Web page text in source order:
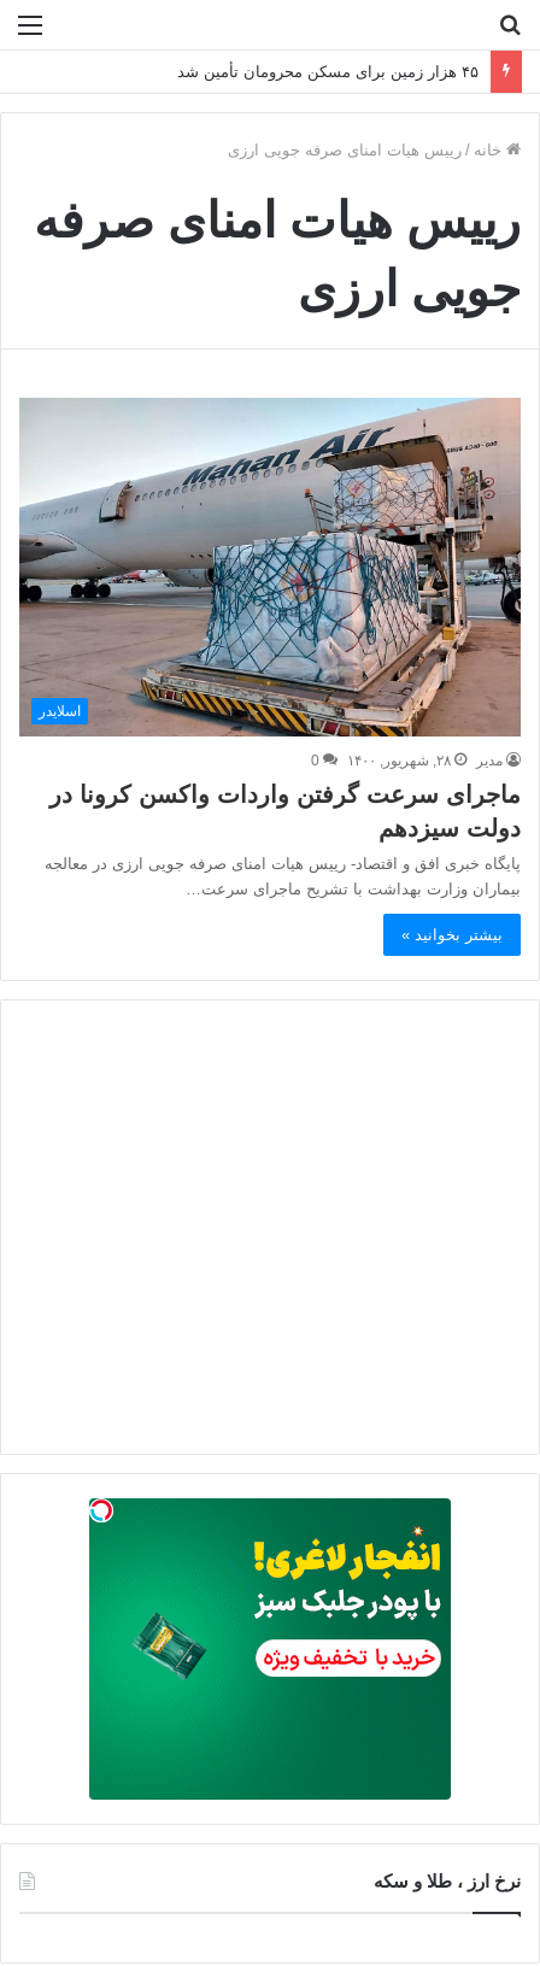
۴۵ هزار زمین برای مسکن محرومان تأمین شد
خانه / رییس هیات امنای صرفه جویی ارزی
رییس هیات امنای صرفه
جویی ارزی
اسلایدر
مدیر ۲۸, شهریور, ۱۴۰۰ 0
ماجرای سرعت گرفتن واردات واکسن کرونا در
دولت سیزدهم
پایگاه خبری افق و اقتصاد- رییس هیات امنای صرفه جویی ارزی در معالجه
بیماران وزارت بهداشت با تشریح ماجرای سرعت…
بیشتر بخوانید »
نرخ ارز ، طلا و سکه